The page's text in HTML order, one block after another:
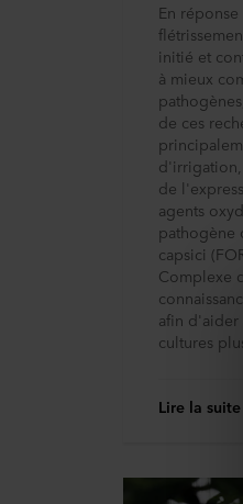
En
initié et
à mieux
de ces
de
agents
pathogène
capsici
Complexe
afin d'aider
cultures
Lire la suite